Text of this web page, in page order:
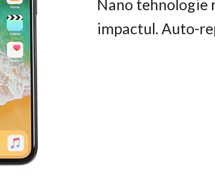
Nano tehnologie
impactul. Auto-